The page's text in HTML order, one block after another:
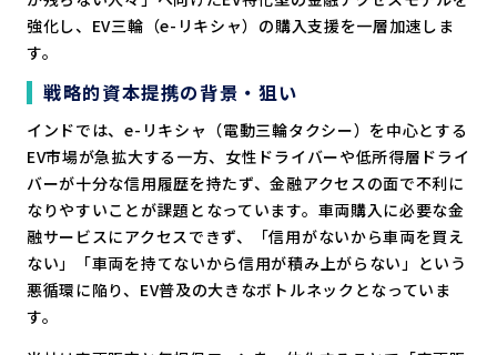
強化し、EV三輪（e-リキシャ）の購入支援を一層加速しま
す。
戦略的資本提携の背景・狙い
インドでは、e-リキシャ（電動三輪タクシー）を中心とする
EV市場が急拡大する一方、女性ドライバーや低所得層ドライ
バーが十分な信用履歴を持たず、金融アクセスの面で不利に
なりやすいことが課題となっています。車両購入に必要な金
融サービスにアクセスできず、「信用がないから車両を買え
ない」「車両を持てないから信用が積み上がらない」という
悪循環に陥り、EV普及の大きなボトルネックとなっていま
す。